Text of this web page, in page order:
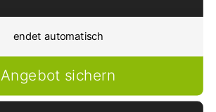
endet automatisch
Angebot sichern